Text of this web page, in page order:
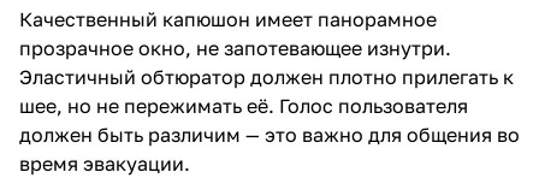
Качественный капюшон имеет панорамное
прозрачное окно, не запотевающее изнутри.
Эластичный обтюратор должен плотно прилегать к
шее, но не пережимать её. Голос пользователя
должен быть различим — это важно для общения во
время эвакуации.